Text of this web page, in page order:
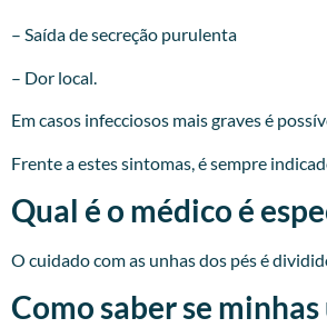
– Saída de secreção purulenta
– Dor local.
Em casos infecciosos mais graves é
Frente a estes sintomas, é sempre
Qual é o médico é
O cuidado com as unhas dos pés é
Como saber se